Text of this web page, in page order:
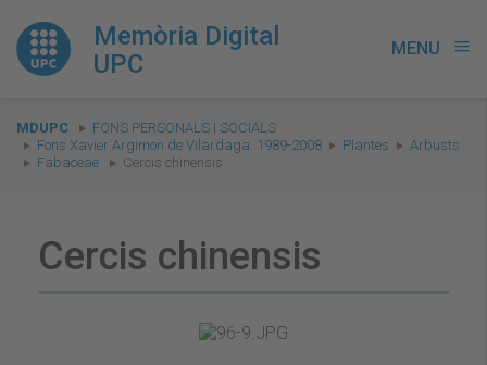
Memòria Digital
UPC
MENU menu
You
are
here:
MDUPC
FONS PERSONALS I SOCIALS
Fons Xavier Argimon de Vilardaga. 1989-2008
Plantes
Arbusts
Fabaceae
Cercis chinensis
Cercis chinensis